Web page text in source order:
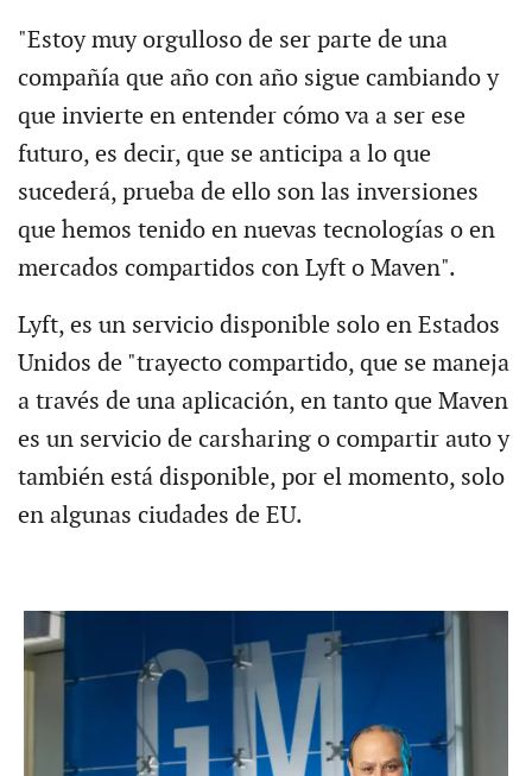
"Estoy muy orgulloso de ser parte de una
compañía que año con año sigue cambiando y
que invierte en entender cómo va a ser ese
futuro, es decir, que se anticipa a lo que
sucederá, prueba de ello son las inversiones
que hemos tenido en nuevas tecnologías o en
mercados compartidos con Lyft o Maven".
Lyft, es un servicio disponible solo en Estados
Unidos de "trayecto compartido, que se maneja
a través de una aplicación, en tanto que Maven
es un servicio de carsharing o compartir auto y
también está disponible, por el momento, solo
en algunas ciudades de EU.